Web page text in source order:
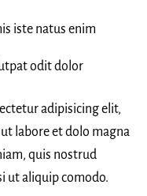
iste natus enim
odit dolor
adipisicing elit,
labore et dolo magna
quis nostrud
ut aliquip comodo.